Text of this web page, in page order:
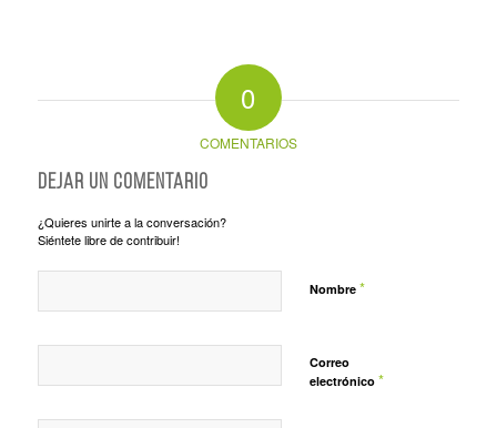
0
COMENTARIOS
Dejar un comentario
¿Quieres unirte a la conversación?
Siéntete libre de contribuir!
Nombre *
Correo
electrónico *